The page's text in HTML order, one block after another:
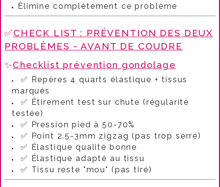
Élimine complètement ce problème
✅CHECK LIST : PRÉVENTION DES DEUX
PROBLÈMES - AVANT DE COUDRE
✨Checklist prévention gondolage
✅ Repères 4 quarts élastique + tissus
marqués
✅ Étirement test sur chute (régularité
testée)
✅ Pression pied à 50-70%
✅ Point 2.5-3mm zigzag (pas trop serré)
✅ Élastique qualité bonne
✅ Élastique adapté au tissu
✅ Tissu reste "mou" (pas tiré)